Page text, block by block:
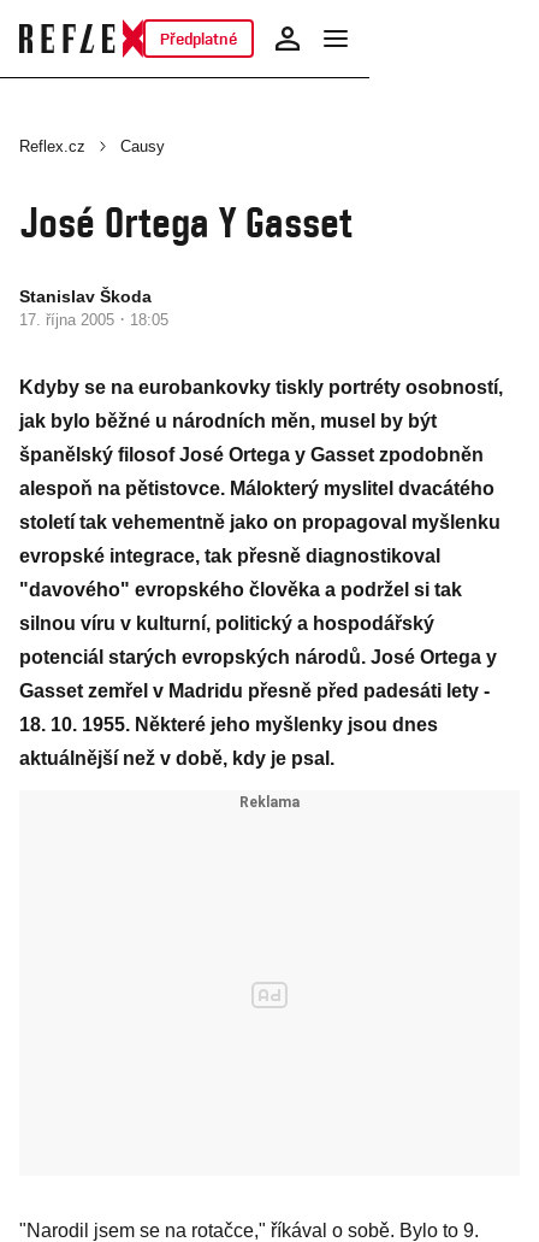
Předplatné
Reflex.cz Causy
José Ortega Y Gasset
Stanislav Škoda
17. října 2005 · 18:05
Kdyby se na eurobankovky tiskly portréty osobností,
jak bylo běžné u národních měn, musel by být
španělský filosof José Ortega y Gasset zpodobněn
alespoň na pětistovce. Málokterý myslitel dvacátého
století tak vehementně jako on propagoval myšlenku
evropské integrace, tak přesně diagnostikoval
"davového" evropského člověka a podržel si tak
silnou víru v kulturní, politický a hospodářský
potenciál starých evropských národů. José Ortega y
Gasset zemřel v Madridu přesně před padesáti lety -
18. 10. 1955. Některé jeho myšlenky jsou dnes
aktuálnější než v době, kdy je psal.
"Narodil jsem se na rotačce," říkával o sobě. Bylo to 9.